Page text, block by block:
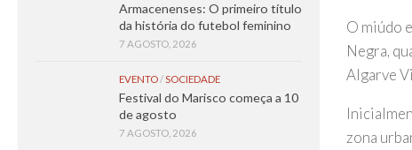
O miúdo
Negra,
Algarve
zona
Armacenenses: O primeiro título
da história do futebol feminino
7 AGOSTO, 2026
EVENTO/SOCIEDADE
Festival do Marisco começa a 10
de agosto
7 AGOSTO, 2026